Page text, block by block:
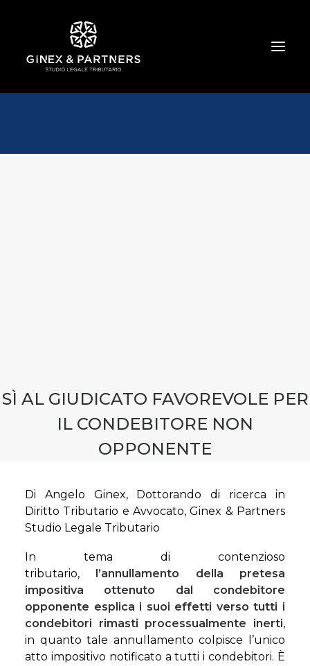
CHI SIAMO
SÌ AL GIUDICATO FAVOREVOLE PER
IL CONDEBITORE NON
OPPONENTE
Di Angelo Ginex, Dottorando di ricerca in
Diritto Tributario e Avvocato, Ginex & Partners
Studio Legale Tributario
In tema di contenzioso
tributario, l’annullamento della pretesa
impositiva ottenuto dal condebitore
opponente esplica i suoi effetti verso tutti i
condebitori rimasti processualmente inerti,
in quanto tale annullamento colpisce l’unico
atto impositivo notificato a tutti i condebitori. È